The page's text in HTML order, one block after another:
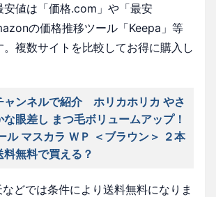
安値は「価格.com」や「最安
の価格推移ツール「Keepa」等
。複数サイトを比較してお得に購入し
ャンネルで紹介 ホリカホリカ やさ
な眼差し まつ毛ボリュームアップ！
ル マスカラ ＷＰ ＜ブラウン＞ ２本
無料で買える？
どでは条件により送料無料になりま